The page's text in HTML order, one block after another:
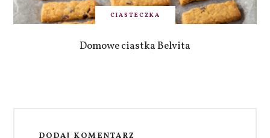
CIASTECZKA
Domowe ciastka Belvita